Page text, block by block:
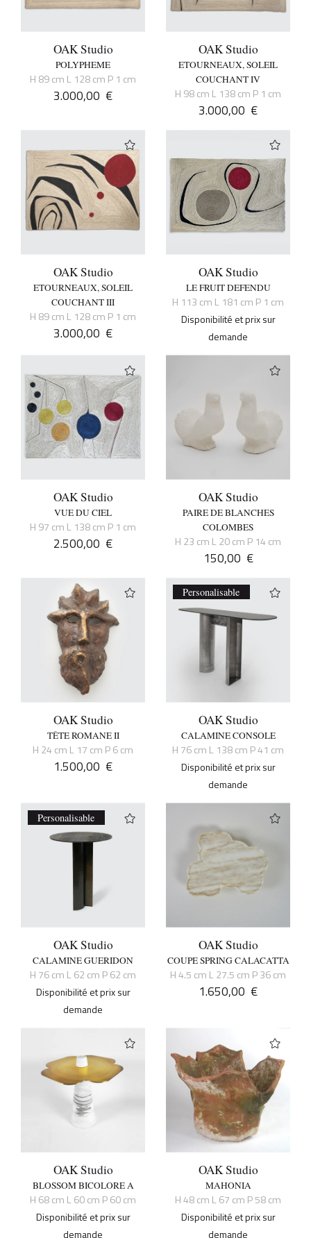
OAK Studio
POLYPHEME
H 89 cm L 128 cm P 1 cm
3.000,00 €
OAK Studio
ETOURNEAUX, SOLEIL
COUCHANT IV
H 98 cm L 138 cm P 1 cm
3.000,00 €
OAK Studio
ETOURNEAUX, SOLEIL
COUCHANT III
H 89 cm L 128 cm P 1 cm
3.000,00 €
OAK Studio
LE FRUIT DEFENDU
H 113 cm L 181 cm P 1 cm
Disponibilité et prix sur
demande
OAK Studio
VUE DU CIEL
H 97 cm L 138 cm P 1 cm
2.500,00 €
OAK Studio
PAIRE DE BLANCHES
COLOMBES
H 23 cm L 20 cm P 14 cm
150,00 €
OAK Studio
TÊTE ROMANE II
H 24 cm L 17 cm P 6 cm
1.500,00 €
Personalisable
OAK Studio
CALAMINE CONSOLE
H 76 cm L 138 cm P 41 cm
Disponibilité et prix sur
demande
Personalisable
OAK Studio
CALAMINE GUERIDON
H 76 cm L 62 cm P 62 cm
Disponibilité et prix sur
demande
OAK Studio
COUPE SPRING CALACATTA
H 4.5 cm L 27.5 cm P 36 cm
1.650,00 €
OAK Studio
BLOSSOM BICOLORE A
H 68 cm L 60 cm P 60 cm
Disponibilité et prix sur
demande
OAK Studio
MAHONIA
H 48 cm L 67 cm P 58 cm
Disponibilité et prix sur
demande